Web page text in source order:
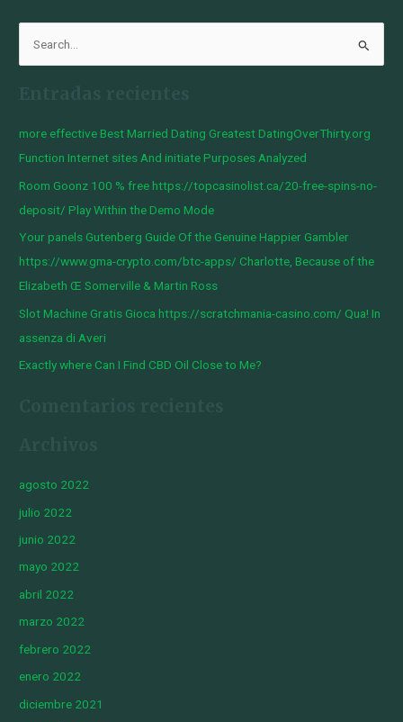
p
o
r
:
more effective Best Married Dating Greatest DatingOverThirty.org
Function Internet sites And initiate Purposes Analyzed
Room Goonz 100 % free https://topcasinolist.ca/20-free-spins-no-
deposit/ Play Within the Demo Mode
Your panels Gutenberg Guide Of the Genuine Happier Gambler
https://www.gma-crypto.com/btc-apps/ Charlotte, Because of the
Elizabeth Œ Somerville & Martin Ross
Slot Machine Gratis Gioca https://scratchmania-casino.com/ Qua! In
assenza di Averi
Exactly where Can I Find CBD Oil Close to Me?
agosto 2022
julio 2022
junio 2022
mayo 2022
abril 2022
marzo 2022
febrero 2022
enero 2022
diciembre 2021